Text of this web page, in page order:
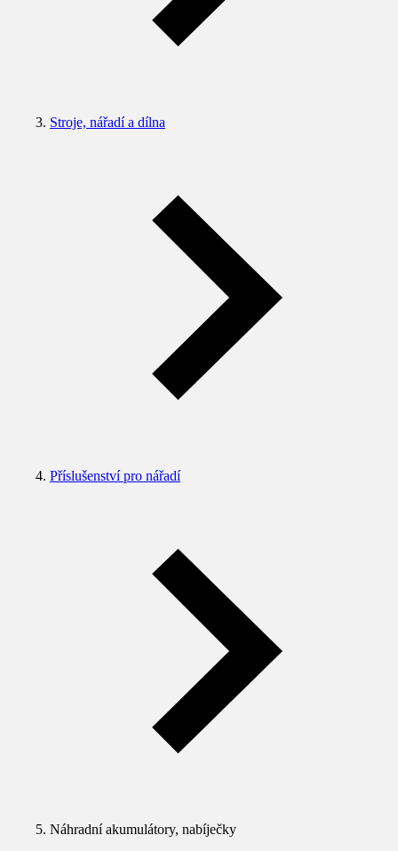
Stroje, nářadí a dílna
Příslušenství pro nářadí
Náhradní akumulátory, nabíječky